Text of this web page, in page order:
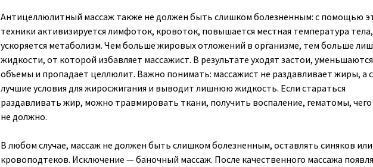
Антицеллюлитный массаж также не должен быть слишком болезненным: с помощью
техники активизируется лимфоток, кровоток, повышается местная температура тела,
ускоряется метаболизм. Чем больше жировых отложений в организме, тем больше
жидкости, от которой избавляет массажист. В результате уходят застои, уменьшаются
объемы и пропадает целлюлит. Важно понимать: массажист не раздавливает жиры, а
лучшие условия для жиросжигания и выводит лишнюю жидкость. Если стараться
раздавливать жир, можно травмировать ткани, получить воспаление, гематомы,
не должно.
В любом случае, массаж не должен быть слишком болезненным, оставлять синяков или
кровоподтеков. Исключение — баночный массаж. После качественного массажа